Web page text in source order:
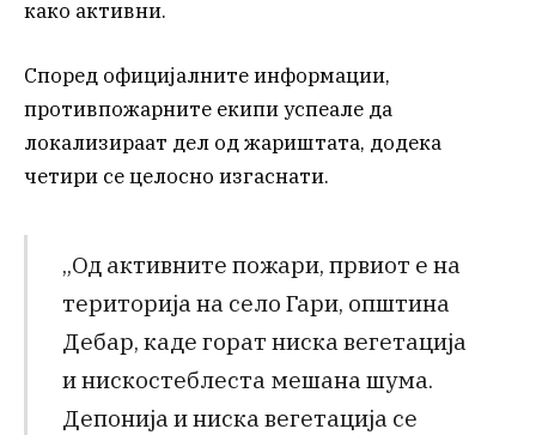
како активни.
Според официјалните информации,
противпожарните екипи успеале да
локализираат дел од жариштата, додека
четири се целосно изгаснати.
„Од активните пожари, првиот е на
територија на село Гари, општина
Дебар, каде горат ниска вегетација
и нискостеблеста мешана шума.
Депонија и ниска вегетација се